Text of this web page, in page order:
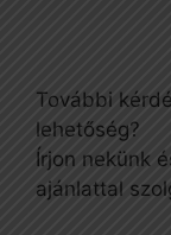
További
lehetőség?
Írjon nekünk
ajánlattal